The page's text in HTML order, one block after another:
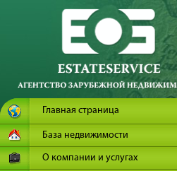
Главная страница
База недвижимости
О компании и услугах